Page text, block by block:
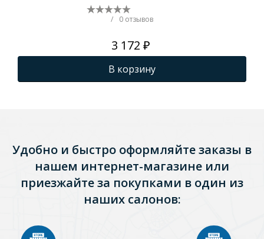
/ 0 отзывов
3 172 ₽
В корзину
Удобно и быстро оформляйте заказы в
нашем интернет-магазине или
приезжайте за покупками в один из
наших салонов: